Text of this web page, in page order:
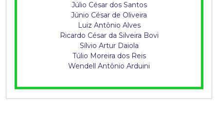
Júlio César dos Santos
Júnio César de Oliveira
Luiz Antônio Alves
Ricardo César da Silveira Bovi
Sílvio Artur Daiola
Túlio Moreira dos Reis
Wendell Antônio Arduini